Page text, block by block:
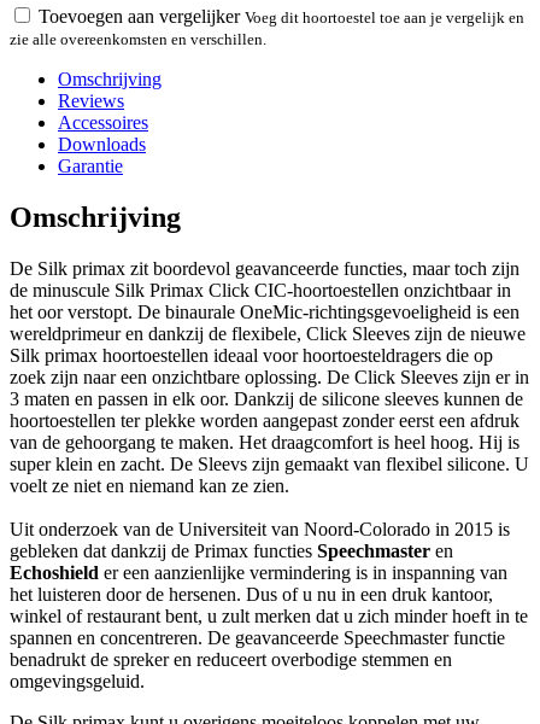
Toevoegen aan vergelijker Voeg dit hoortoestel toe aan je vergelijk en
zie alle overeenkomsten en verschillen.
Omschrijving
Reviews
Accessoires
Downloads
Garantie
Omschrijving
De Silk primax zit boordevol geavanceerde functies, maar toch zijn
de minuscule Silk Primax Click CIC-hoortoestellen onzichtbaar in
het oor verstopt. De binaurale OneMic-richtingsgevoeligheid is een
wereldprimeur en dankzij de flexibele, Click Sleeves zijn de nieuwe
Silk primax hoortoestellen ideaal voor hoortoesteldragers die op
zoek zijn naar een onzichtbare oplossing. De Click Sleeves zijn er in
3 maten en passen in elk oor. Dankzij de silicone sleeves kunnen de
hoortoestellen ter plekke worden aangepast zonder eerst een afdruk
van de gehoorgang te maken. Het draagcomfort is heel hoog. Hij is
super klein en zacht. De Sleevs zijn gemaakt van flexibel silicone. U
voelt ze niet en niemand kan ze zien.
Uit onderzoek van de Universiteit van Noord-Colorado in 2015 is
gebleken dat dankzij de Primax functies Speechmaster en
Echoshield er een aanzienlijke vermindering is in inspanning van
het luisteren door de hersenen. Dus of u nu in een druk kantoor,
winkel of restaurant bent, u zult merken dat u zich minder hoeft in te
spannen en concentreren. De geavanceerde Speechmaster functie
benadrukt de spreker en reduceert overbodige stemmen en
omgevingsgeluid.